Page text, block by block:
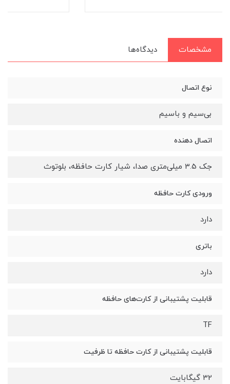
مشخصات دیدگاه‌ها
نوع اتصال
بی‌سیم و باسیم
اتصال دهنده
جک 3.5 میلی‌متری صدا، شیار کارت حافظه، بلوتوث
ورودی کارت حافظه
دارد
باتری
دارد
قابلیت پشتیبانی از کارت‌های حافظه
TF
قابلیت پشتیبانی از کارت حافظه تا ظرفیت
32 گیگابایت